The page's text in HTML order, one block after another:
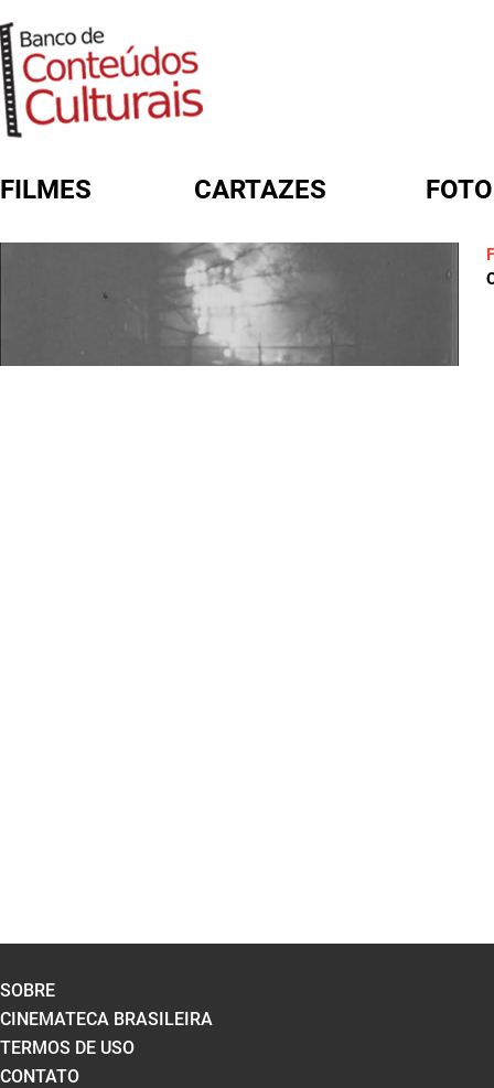
FILMES CARTAZES
FORMULÁRIO DE BUSCA
SOBRE
CINEMATECA BRASILEIRA
TERMOS DE USO
CONTATO